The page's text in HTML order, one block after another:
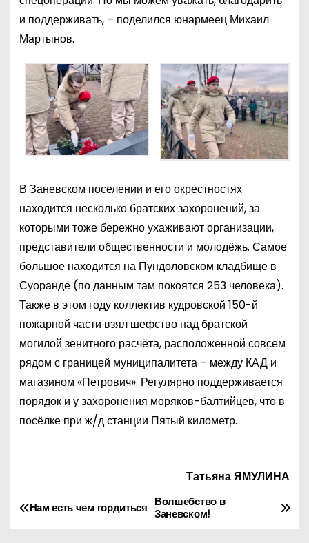
и поддерживать, – поделился юнармеец Михаил
Мартынов.
В Заневском поселении и его окрестностях
находится несколько братских захоронений, за
которыми тоже бережно ухаживают организации,
представители общественности и молодёжь. Самое
большое находится на Пундоловском кладбище в
Суоранде (по данным там покоятся 253 человека).
Также в этом году коллектив кудровской 150-й
пожарной части взял шефство над братской
могилой зенитного расчёта, расположенной совсем
рядом с границей муниципалитета – между КАД и
магазином «Петрович». Регулярно поддерживается
порядок и у захоронения моряков-балтийцев, что в
посёлке при ж/д станции Пятый километр.
Татьяна ЯМУЛИНА
Н
Волшебство в
Заневском!
Нам есть чем гордиться